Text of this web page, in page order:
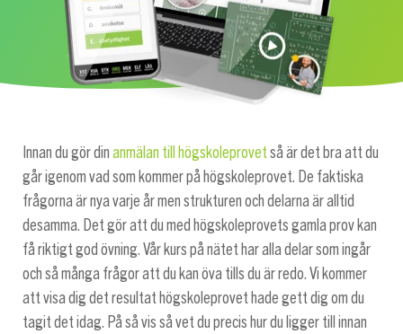
Innan du gör din anmälan till högskoleprovetså är det bra att du
går igenom vad som kommer på högskoleprovet. De faktiska
frågorna är nya varje år men strukturen och delarna är alltid
desamma. Det gör att du med högskoleprovets gamla prov kan
få riktigt god övning. Vår kurs på nätet har alla delar som ingår
och så många frågor att du kan öva tills du är redo. Vi kommer
att visa dig det resultat högskoleprovet hade gett dig om du
tagit det idag. På så vis så vet du precis hur du ligger till innan